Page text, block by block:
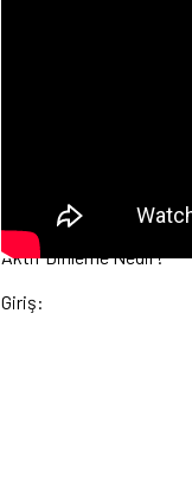
Aktif Dinleme Nedir?
Giriş: